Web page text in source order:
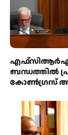
എഫ്‌സിആർഎ
ബന്ധത്തിൽ
കോൺഗ്രസ്